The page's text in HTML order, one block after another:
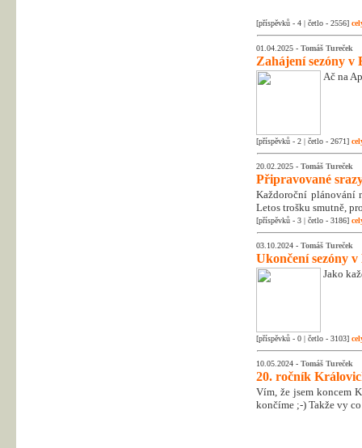
[příspěvků - 4 | četlo - 2556]
01.04.2025 - Tomáš Tureček
Zahájení sezóny v
Ač na
[příspěvků - 2 | četlo - 2671]
20.02.2025 - Tomáš Tureček
Připravované
Každoroční plánování
Letos trošku smutně,
[příspěvků - 3 | četlo - 3186]
03.10.2024 - Tomáš Tureček
Ukončení sezóny v
Jako
[příspěvků - 0 | četlo - 3103]
10.05.2024 - Tomáš Tureček
20. ročník
Vím, že jsem koncem
končíme ;-) Takže vy